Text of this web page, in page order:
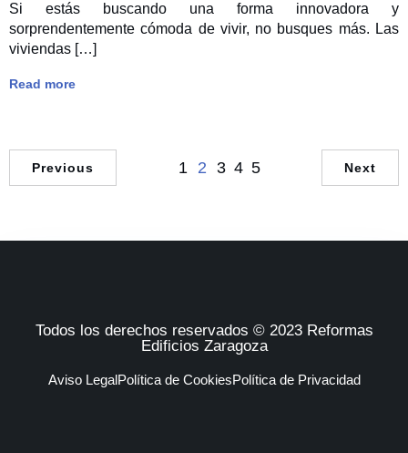
Si estás buscando una forma innovadora y
sorprendentemente cómoda de vivir, no busques más. Las
viviendas […]
Read more
Previous 1 2 3 4 5 Next
Todos los derechos reservados © 2023 Reformas
Edificios Zaragoza
Aviso LegalPolítica de CookiesPolítica de Privacidad